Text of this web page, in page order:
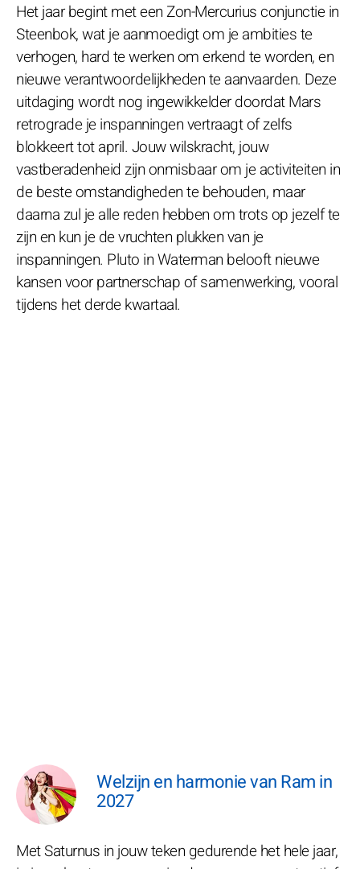
Het jaar begint met een Zon-Mercurius conjunctie in
Steenbok, wat je aanmoedigt om je ambities te
verhogen, hard te werken om erkend te worden, en
nieuwe verantwoordelijkheden te aanvaarden. Deze
uitdaging wordt nog ingewikkelder doordat Mars
retrograde je inspanningen vertraagt of zelfs
blokkeert tot april. Jouw wilskracht, jouw
vastberadenheid zijn onmisbaar om je activiteiten in
de beste omstandigheden te behouden, maar
daarna zul je alle reden hebben om trots op jezelf te
zijn en kun je de vruchten plukken van je
inspanningen. Pluto in Waterman belooft nieuwe
kansen voor partnerschap of samenwerking, vooral
tijdens het derde kwartaal.
Welzijn en harmonie van Ram in
2027
Met Saturnus in jouw teken gedurende het hele jaar,